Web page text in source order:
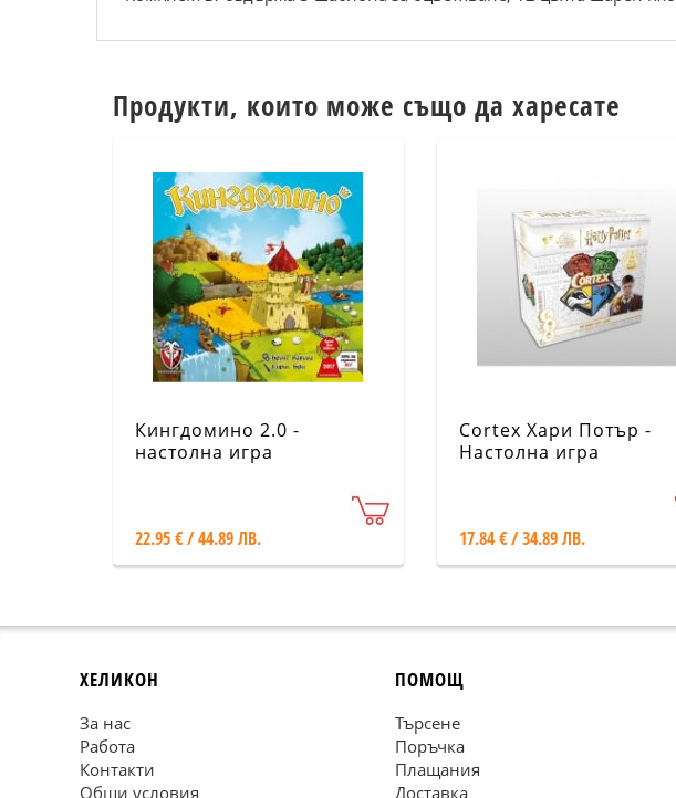
Продукти, които може също да харесате
Кингдомино 2.0 -
настолна игра
22.95 € / 44.89 ЛВ.
Cortex Хари Потър -
Настолна игра
17.84 € / 34.89 ЛВ.
ХЕЛИКОН
За нас
Работа
Контакти
Общи условия
ПОМОЩ
Търсене
Поръчка
Плащания
Доставка